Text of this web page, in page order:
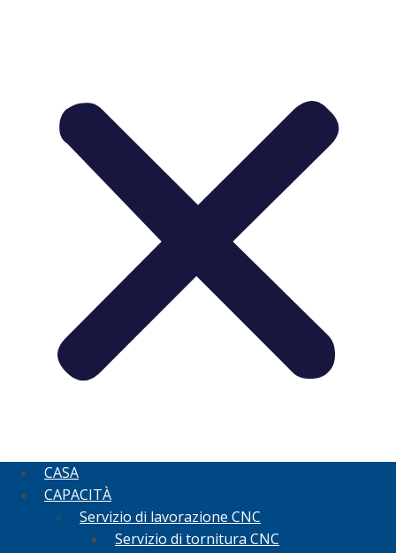
CASA
CAPACITÀ
Servizio di lavorazione CNC
Servizio di tornitura CNC